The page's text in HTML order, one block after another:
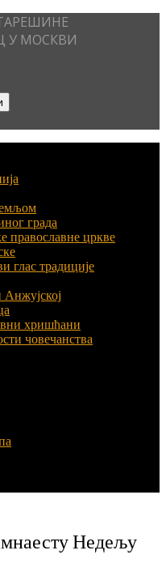
У МОСКВИ
града
православне цркве
глас традиције
Анжујској
хришћани
човечанства
Недељу